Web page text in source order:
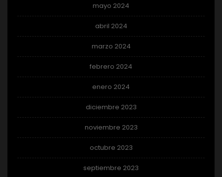
mayo 2024
abril 2024
marzo 2024
febrero 2024
enero 2024
diciembre 2023
noviembre 2023
octubre 2023
septiembre 2023